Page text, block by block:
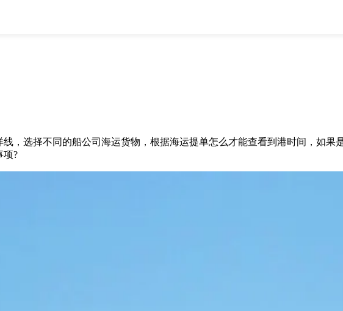
，选择不同的船公司海运货物，根据海运提单怎么才能查看到港时间，如果
项?